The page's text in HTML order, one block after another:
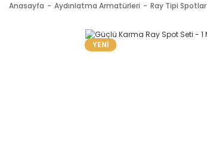
Anasayfa Aydınlatma Armatürleri Ray Tipi Spotlar
YENİ